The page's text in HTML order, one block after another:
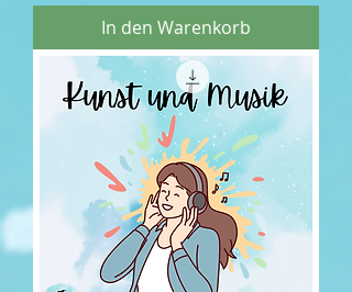
In den Warenkorb